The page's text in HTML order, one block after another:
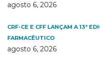
agosto 6, 2026
CRF-CE E CFF LANÇAM A 13ª
FARMACÊUTICO
agosto 6, 2026